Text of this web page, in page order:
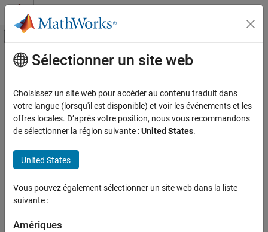
Passer au contenu
Activer/désactiver l'affichage du menu
Accueil de la documentation
Robotics and Autonomous Systems
Sensor Fusion and Tracking Toolbox
Visualization and Analytics
clearPlotterData
Examples
Contenu principal
clearPlotterData
Clear plotter data from theater plot
collapse all in page
clearPlotterData(tp)
clearPlotterData(
areas are not cleared from the plot.
Sélectionner un site web
Choisissez un site web pour accéder au contenu traduit dans
votre langue (lorsqu'il est disponible) et voir les événements et les
offres locales. D’après votre position, nous vous recommandons
de sélectionner la région suivante :United States.
United States
Vous pouvez également sélectionner un site web dans la liste
suivante :
Amériques